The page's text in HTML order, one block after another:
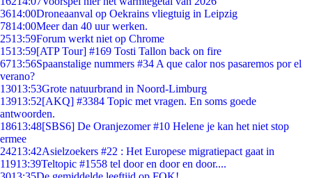
3614:00Droneaanval op Oekrains vliegtuig in Leipzig
7814:00Meer dan 40 uur werken.
2513:59Forum werkt niet op Chrome
1513:59[ATP Tour] #169 Tosti Tallon back on fire
6713:56Spaanstalige nummers #34 A que calor nos pasaremos por el
verano?
13013:53Grote natuurbrand in Noord-Limburg
13913:52[AKQ] #3384 Topic met vragen. En soms goede
antwoorden.
18613:48[SBS6] De Oranjezomer #10 Helene je kan het niet stop
ermee
24213:42Asielzoekers #22 : Het Europese migratiepact gaat in
11913:39Teltopic #1558 tel door en door en door....